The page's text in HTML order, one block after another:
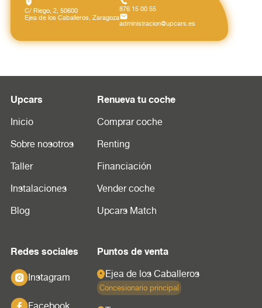
C/ Riego, 2, 50600
Ejea de los Caballeros, Zaragoza
876 15 00 55
administracion@upcars.es
Upcars
Inicio
Sobre nosotros
Taller
Instalaciones
Blog
Renueva tu coche
Comprar coche
Renting
Financiación
Vender coche
Upcars Match
Redes sociales
Instagram
Puntos de venta
Ejea de los Caballeros
Concesionario principal